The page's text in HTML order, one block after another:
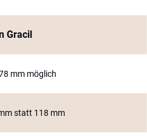
Gracil
mm möglich
statt 118 mm